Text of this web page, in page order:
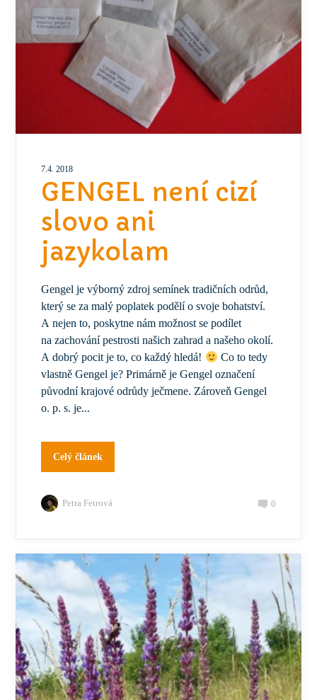
7.4. 2018
GENGEL není cizí
slovo ani
jazykolam
Gengel je výborný zdroj semínek tradičních odrůd,
který se za malý poplatek podělí o svoje bohatství.
A nejen to, poskytne nám možnost se podílet
na zachování pestrosti našich zahrad a našeho okolí.
A dobrý pocit je to, co každý hledá!
Co to tedy
vlastně Gengel je? Primárně je Gengel označení
původní krajové odrůdy ječmene. Zároveň Gengel
o. p. s. je...
Celý článek
Petra Fetrová 0